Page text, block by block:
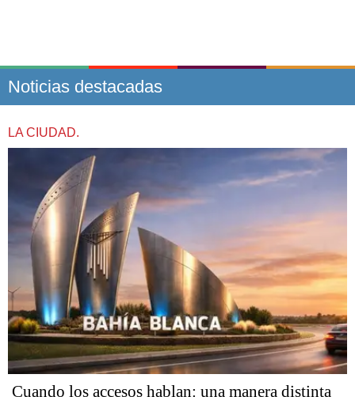
Noticias destacadas
LA CIUDAD.
Cuando los accesos hablan: una manera distinta